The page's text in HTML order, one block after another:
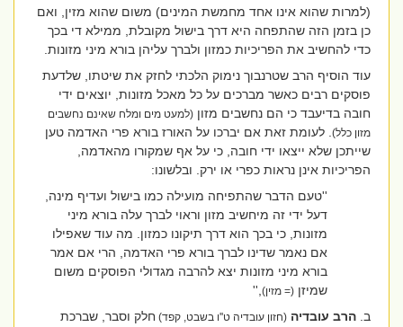
(למרות שהוא אינו אחד מחמשת המינים) משום שהוא מזין, ואם
כן בזמן הזה שהתפחה היא דרך בישול מקובלת, ממילא די בכך
כדי להחשיב את הפריכיות כמזון ולברך עליהן בורא מיני מזונות.
עוד הוסיף הרב שטרנבוך נימוק הלכתי לחזק את שיטתו, שלדעת
פוסקים רבים כאשר מברכים על כל מאכל מזונות, יוצאים ידי
חובה בדיעבד כי הם נחשבים מזון(למעט מים ומלח שאינם נחשבים
מזון כלל). לעומת זאת אם יברכו על האורז בורא פרי האדמה טען
שייתכן שלא ייצאו ידי חובה, כי על אף שמקורו מהאדמה,
הפריכיות אינן נראות כפרי או ירק. ובלשונו:
''טעם הדבר שהתפיחה מועילה כמו בישול ועדיף מינה,
דעל ידי זה מיחשיב מזון וראוי לברך עלה בורא מיני
מזונות, כי בכך הוא דרך תיקונו כמזון. מה עוד שאפילו
אם נאמר שדינו לברך בורא פרי האדמה, הרי אם אמר
בורא מיני מזונות יצא להרבה מגדולי הפוסקים משום
שמיזן(= מזין),''
ב.הרב עובדיה (חזון עובדיה ט''ו בשבט, קפד)חלק וסבר, שברכת